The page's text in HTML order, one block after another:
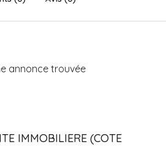
annonce trouvée
IMMOBILIERE (COTE